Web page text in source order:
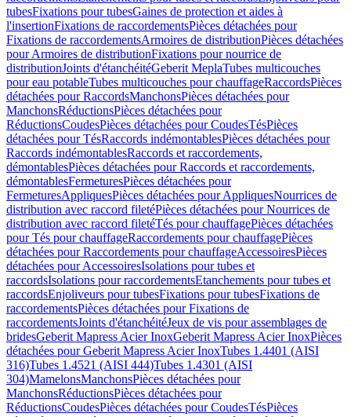
tubesFixations pour tubesGaines de protection et aides à
l'insertionFixations de raccordementsPièces détachées pour
Fixations de raccordementsArmoires de distributionPièces détachées
pour Armoires de distributionFixations pour nourrice de
distributionJoints d'étanchéitéGeberit MeplaTubes multicouches
pour eau potableTubes multicouches pour chauffageRaccordsPièces
détachées pour RaccordsManchonsPièces détachées pour
ManchonsRéductionsPièces détachées pour
RéductionsCoudesPièces détachées pour CoudesTésPièces
détachées pour TésRaccords indémontablesPièces détachées pour
Raccords indémontablesRaccords et raccordements,
démontablesPièces détachées pour Raccords et raccordements,
démontablesFermeturesPièces détachées pour
FermeturesAppliquesPièces détachées pour AppliquesNourrices de
distribution avec raccord filetéPièces détachées pour Nourrices de
distribution avec raccord filetéTés pour chauffagePièces détachées
pour Tés pour chauffageRaccordements pour chauffagePièces
détachées pour Raccordements pour chauffageAccessoiresPièces
détachées pour AccessoiresIsolations pour tubes et
raccordsIsolations pour raccordementsEtanchements pour tubes et
raccordsEnjoliveurs pour tubesFixations pour tubesFixations de
raccordementsPièces détachées pour Fixations de
raccordementsJoints d'étanchéitéJeux de vis pour assemblages de
bridesGeberit Mapress Acier InoxGeberit Mapress Acier InoxPièces
détachées pour Geberit Mapress Acier InoxTubes 1.4401 (AISI
316)Tubes 1.4521 (AISI 444)Tubes 1.4301 (AISI
304)MamelonsManchonsPièces détachées pour
ManchonsRéductionsPièces détachées pour
RéductionsCoudesPièces détachées pour CoudesTésPièces